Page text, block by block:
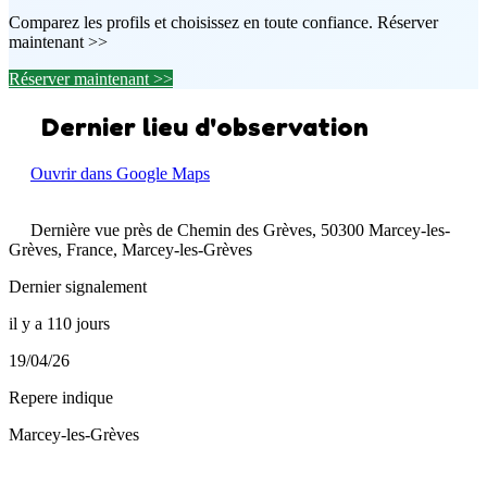
Comparez les profils et choisissez en toute confiance. Réserver
maintenant >>
Réserver maintenant >>
Dernier lieu d'observation
Ouvrir dans Google Maps
Dernière vue près de Chemin des Grèves, 50300 Marcey-les-
Grèves, France, Marcey-les-Grèves
Dernier signalement
il y a 110 jours
19/04/26
Repere indique
Marcey-les-Grèves